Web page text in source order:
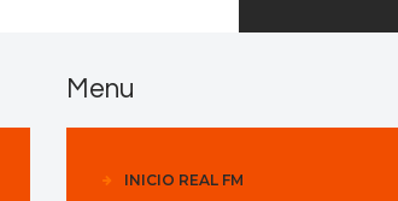
Menu
INICIO REAL FM